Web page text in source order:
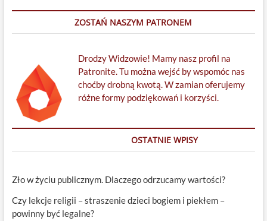
ZOSTAŃ NASZYM PATRONEM
Drodzy Widzowie! Mamy nasz profil na
Patronite. Tu można wejść by wspomóc nas
choćby drobną kwotą. W zamian oferujemy
różne formy podziękowań i korzyści.
OSTATNIE WPISY
Zło w życiu publicznym. Dlaczego odrzucamy wartości?
Czy lekcje religii – straszenie dzieci bogiem i piekłem –
powinny być legalne?